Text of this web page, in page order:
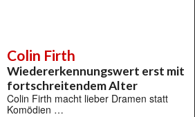
Colin Firth
Wiedererkennungswert erst mit
fortschreitendem Alter
Colin Firth macht lieber Dramen statt
Komödien …